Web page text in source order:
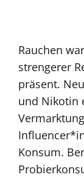
Rauchen
strengerer
präsent.
und Nikotin
Konsum.